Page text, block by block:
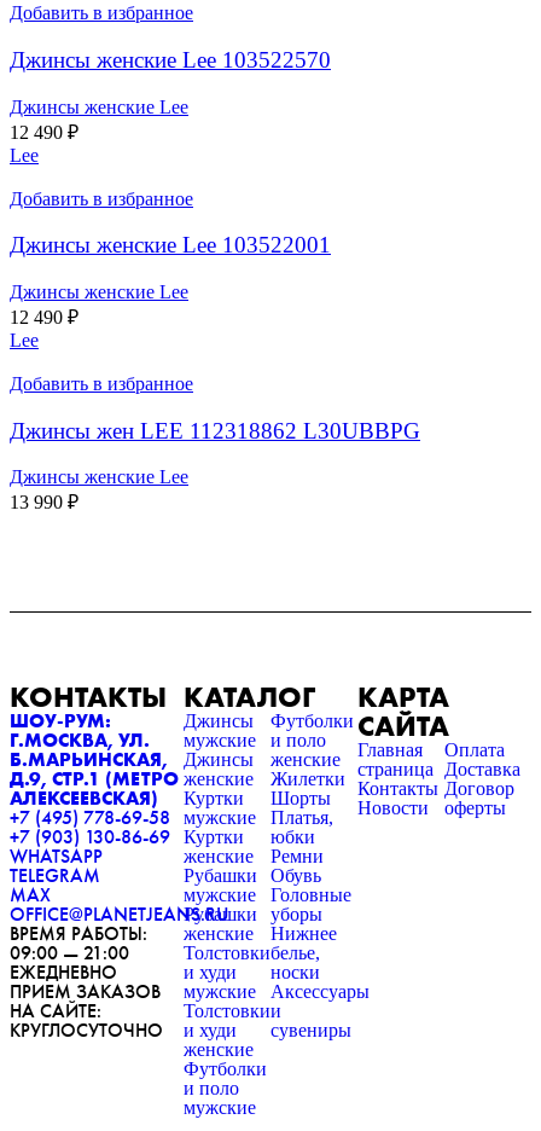
Добавить в избранное
Джинсы женские Lee 103522570
Джинсы женские Lee
12 490 ₽
Lee
Добавить в избранное
Джинсы женские Lee 103522001
Джинсы женские Lee
12 490 ₽
Lee
Добавить в избранное
Джинсы жен LEE 112318862 L30UBBPG
Джинсы женские Lee
13 990 ₽
КОНТАКТЫ
ШОУ-РУМ:
Г.МОСКВА, УЛ.
Б.МАРЬИНСКАЯ,
Д.9, СТР.1 (МЕТРО
АЛЕКСЕЕВСКАЯ)
+7 (495) 778-69-58
+7 (903) 130-86-69
WHATSAPP
TELEGRAM
MAX
OFFICE@PLANETJEANS.RU
ВРЕМЯ РАБОТЫ:
09:00 — 21:00
ЕЖЕДНЕВНО
ПРИЕМ ЗАКАЗОВ
НА САЙТЕ:
КРУГЛОСУТОЧНО
КАТАЛОГ
Джинсы
мужские
Джинсы
женские
Куртки
мужские
Куртки
женские
Рубашки
мужские
Рубашки
женские
Толстовки
и худи
мужские
Толстовки
и худи
женские
Футболки
и поло
мужские
Футболки
и поло
женские
Жилетки
Шорты
Платья,
юбки
Ремни
Обувь
Головные
уборы
Нижнее
белье,
носки
Аксессуары
и
сувениры
КАРТА
САЙТА
Главная
страница
Контакты
Новости
Оплата
Доставка
Договор
оферты